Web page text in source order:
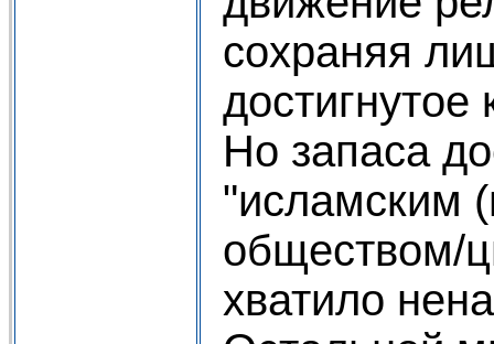
сохраняя
Но запаса
"исламским
обществом/
хватило